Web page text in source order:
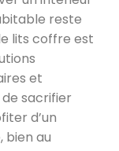
reste
lits coffre est
et
sacrifier
d’un
bien au